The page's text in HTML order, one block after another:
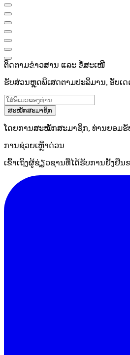
ຕິດຕາມຂ່າວສານ ແລະ ຂໍ້ສະເໜີ
ຮັບສ່ວນຫຼຸດພິເສດຕາມປະລິມານ, ອັບເ
ສະໝັກສະມາຊິກ
ໂດຍການສະໝັກສະມາຊິກ, ທ່ານຍອມຮັ
ການຊ່ວຍເຫຼືໍາດ່ວນ
ເຂົ້າເຖິງຜູ້ຊ່ຽວຊານທີ່ໄດ້ຮັບການຢັ້ງຢືນ